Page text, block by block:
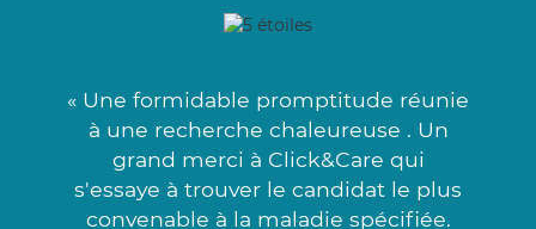
« Une formidable promptitude réunie
à une recherche chaleureuse . Un
grand merci à Click&Care qui
s'essaye à trouver le candidat le plus
convenable à la maladie spécifiée.